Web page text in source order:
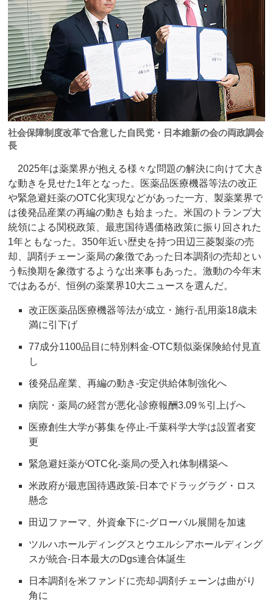
社会保障制度改革で合意した自民党・日本維新の会の両政調会
長
2025年は薬業界が抱える様々な問題の解決に向けて大き
な動きを見せた1年となった。医薬品医療機器等法の改正
や緊急避妊薬のOTC化実現などがあった一方、製薬業界で
は後発品産業の再編の動きも始まった。米国のトランプ大
統領による関税政策、最恵国待遇価格政策に振り回された
1年ともなった。350年近い歴史を持つ田辺三菱製薬の売
却、調剤チェーン薬局の象徴であった日本調剤の売却とい
う転換期を象徴するような出来事もあった。激動の今年末
ではあるが、恒例の薬業界10大ニュースを選んだ。
改正医薬品医療機器等法が成立・施行‐乱用薬18歳未
満に引下げ
77成分1100品目に特別料金‐OTC類似薬保険給付見直
し
後発品産業、再編の動き‐安定供給体制強化へ
病院・薬局の経営が悪化‐診療報酬3.09％引上げへ
医療創生大学が募集を停止‐千葉科学大学は設置者変
更
緊急避妊薬がOTC化‐薬局の受入れ体制構築へ
米政府が最恵国待遇政策‐日本でドラッグラグ・ロス
懸念
田辺ファーマ、外資傘下に‐グローバル展開を加速
ツルハホールディングスとウエルシアホールディング
スが統合‐日本最大のDgs連合体誕生
日本調剤を米ファンドに売却‐調剤チェーンは曲がり
角に